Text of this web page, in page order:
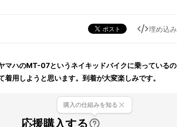
埋め込み
マハのMT-07というネイキッドバイクに乗っているの
用しようと思います。到着が大変楽しみです。
応援購入する
購入の仕組みを知る